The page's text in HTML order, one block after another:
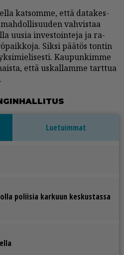
kat­som­me, et­tä da­ta­kes­
vah­vis­taa
uu­sia in­ves­toin­te­ja ja ra­
Sik­si pää­tös ton­tin
Kau­pun­kim­me
et­tä us­kal­lam­me tart­tua
Luetuimmat
po­lii­sia kar­kuun kes­kus­tas­sa